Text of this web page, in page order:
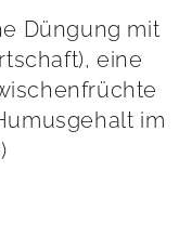
Düngung mit
eine
im